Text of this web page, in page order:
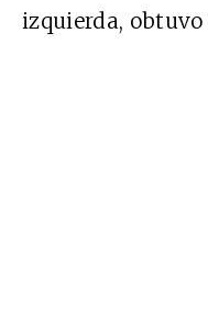
izquierda,